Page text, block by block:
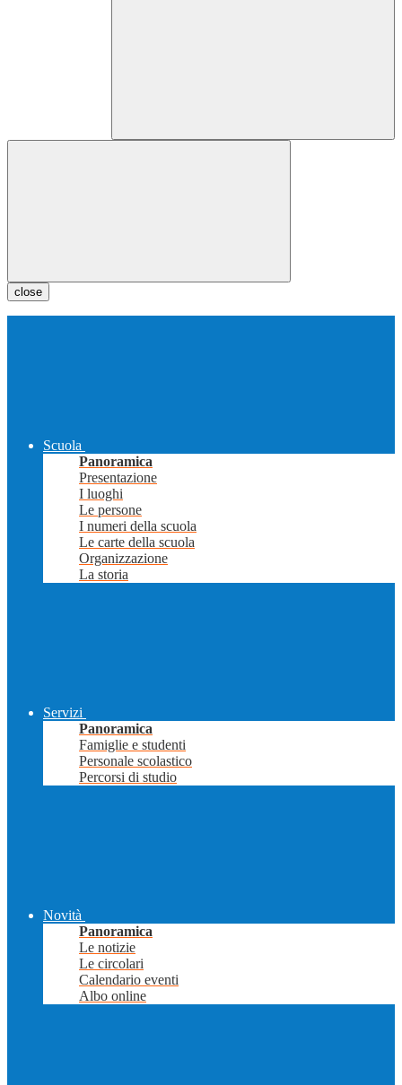
close
Scuola
Panoramica
Presentazione
I luoghi
Le persone
I numeri della scuola
Le carte della scuola
Organizzazione
La storia
Servizi
Panoramica
Famiglie e studenti
Personale scolastico
Percorsi di studio
Novità
Panoramica
Le notizie
Le circolari
Calendario eventi
Albo online